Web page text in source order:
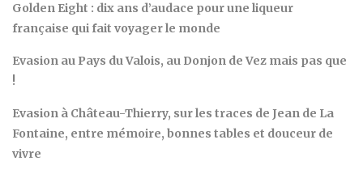
Golden Eight : dix ans d’audace pour une liqueur
française qui fait voyager le monde
Evasion au Pays du Valois, au Donjon de Vez mais pas que
!
Evasion à Château-Thierry, sur les traces de Jean de La
Fontaine, entre mémoire, bonnes tables et douceur de
vivre